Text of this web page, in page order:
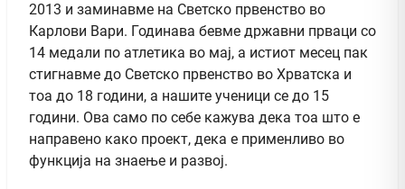
2013 и заминавме на Светско првенство во
Карлови Вари. Годинава бевме државни прваци со
14 медали по атлетика во мај, а истиот месец пак
стигнавме до Светско првенство во Хрватска и
тоа до 18 години, а нашите ученици се до 15
години. Ова само по себе кажува дека тоа што е
направено како проект, дека е применливо во
функција на знаење и развој.